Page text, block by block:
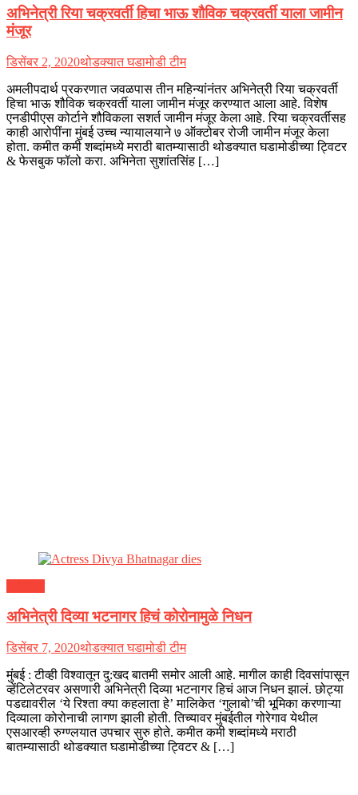
अभिनेत्री रिया चक्रवर्ती हिचा भाऊ शौविक चक्रवर्ती याला जामीन
मंजूर
डिसेंबर 2, 2020थोडक्यात घडामोडी टीम
अमलीपदार्थ प्रकरणात जवळपास तीन महिन्यांनंतर अभिनेत्री रिया चक्रवर्ती
हिचा भाऊ शौविक चक्रवर्ती याला जामीन मंजूर करण्यात आला आहे. विशेष
एनडीपीएस कोर्टाने शौविकला सशर्त जामीन मंजूर केला आहे. रिया चक्रवर्तीसह
काही आरोपींना मुंबई उच्च न्यायालयाने ७ ऑक्टोबर रोजी जामीन मंजूर केला
होता. कमीत कमी शब्दांमध्ये मराठी बातम्यासाठी थोडक्यात घडामोडीच्या ट्विटर
& फेसबुक फॉलो करा. अभिनेता सुशांतसिंह […]
अभिनेत्री दिव्या भटनागर हिचं कोरोनामुळे निधन
डिसेंबर 7, 2020थोडक्यात घडामोडी टीम
मुंंबई : टीव्ही विश्वातून दु:खद बातमी समोर आली आहे. मागील काही दिवसांपासून
व्हेंटिलेटरवर असणारी अभिनेत्री दिव्या भटनागर हिचं आज निधन झालं. छोट्या
पडद्यावरील ‘ये रिश्ता क्या कहलाता हे’ मालिकेत ‘गुलाबो’ची भूमिका करणाऱ्या
दिव्याला कोरोनाची लागण झाली होती. तिच्यावर मुंबईतील गोरेगाव येथील
एसआरव्ही रुग्ण्लयात उपचार सुरु होते. कमीत कमी शब्दांमध्ये मराठी
बातम्यासाठी थोडक्यात घडामोडीच्या ट्विटर & […]